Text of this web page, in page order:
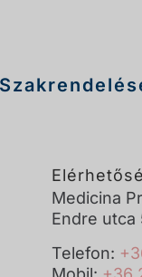
Medicina
Endre utca
Telefon: